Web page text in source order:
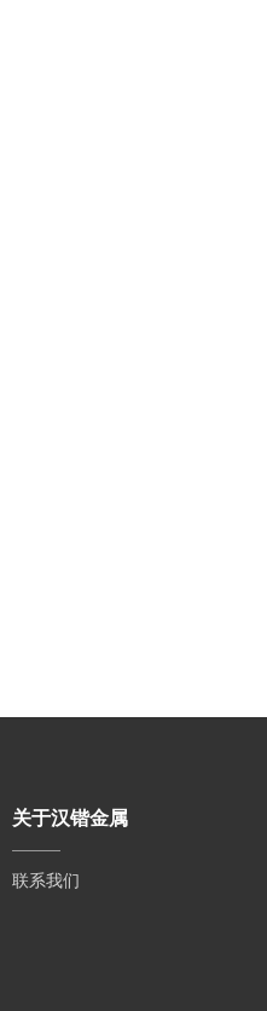
关于汉锴金属
联系我们